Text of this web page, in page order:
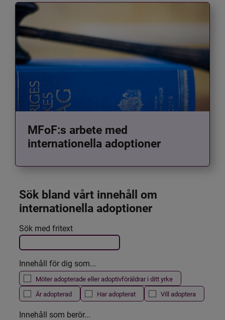
MFoF:s arbete med
internationella adoptioner
Sök bland vårt innehåll om
internationella adoptioner
Filtrera resultatet
Det här formuläret postas automatiskt
Sök med fritext
Innehåll för dig som...
Möter adopterade eller adoptivföräldrar i ditt yrke
Är adopterad
Har adopterat Vill adoptera
Innehåll som berör...